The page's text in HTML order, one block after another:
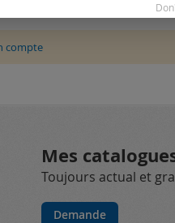
compte
Mes
Toujours actual et
Demande